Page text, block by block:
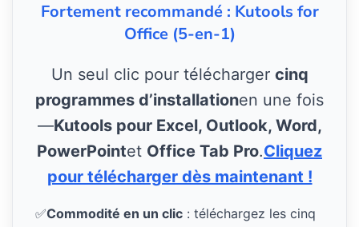
Fortement recommandé : Kutools for
Office (5-en-1)
Un seul clic pour télécharger cinq
programmes d’installationen une fois
—Kutools pour Excel, Outlook, Word,
PowerPointet Office Tab Pro.Cliquez
pour télécharger dès maintenant !
✅Commodité en un clic : téléchargez les cinq